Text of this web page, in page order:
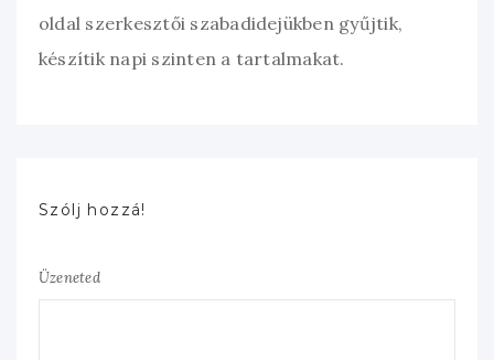
oldal szerkesztői szabadidejükben gyűjtik,
készítik napi szinten a tartalmakat.
Szólj hozzá!
Üzeneted